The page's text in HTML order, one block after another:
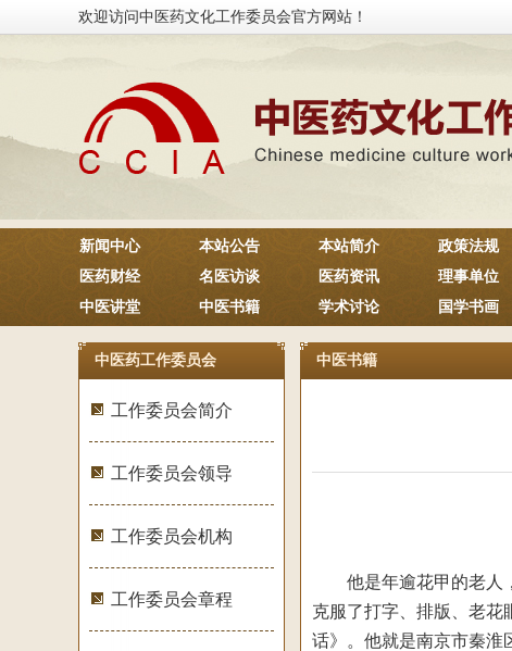
欢迎访问中医药文化工作委员会官方网站！
新闻中心 本站公告 本站简介 政策法规
医药财经
名医访谈 医药资讯 理事单位
中医讲堂
中医书籍 学术讨论 国学书画
中医药工作委员会
工作委员会简介
工作委员会领导
工作委员会机构
工作委员会章程
中医书籍
他是年逾花甲的老人，
克服了打字、排版、老花
话》。他就是南京市秦淮